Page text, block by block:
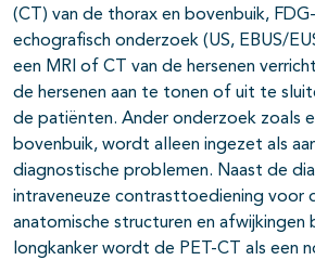
(CT) van de thorax en bovenbuik,
echografisch onderzoek (US, EBUS/
een MRI of CT van de hersenen
de hersenen aan te tonen of uit te
de patiënten. Ander onderzoek zoals
bovenbuik, wordt alleen ingezet als
diagnostische problemen. Naast de
intraveneuze contrasttoediening voor
anatomische structuren en afwijkingen
longkanker wordt de PET-CT als een